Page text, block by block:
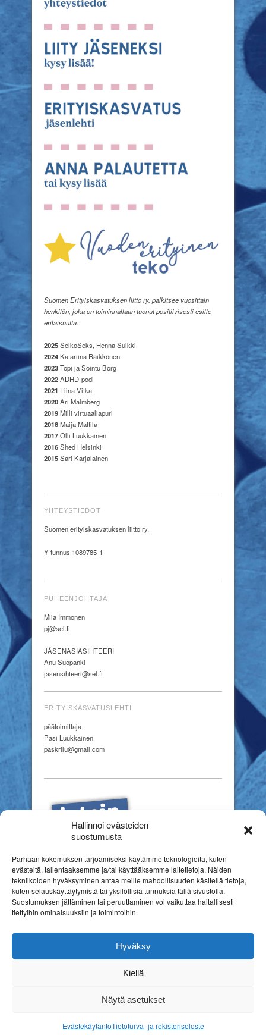
Hallinnoi evästeiden
suostumusta
Parhaan kokemuksen tarjoamiseksi käytämme teknologioita, kuten
evästeitä, tallentaaksemme ja/tai käyttääksemme laitetietoja. Näiden
tekniikoiden hyväksyminen antaa meille mahdollisuuden käsitellä tietoja,
kuten selauskäyttäytymistä tai yksilöllisiä tunnuksia tällä sivustolla.
Suostumuksen jättäminen tai peruuttaminen voi vaikuttaa haitallisesti
tiettyihin ominaisuuksiin ja toimintoihin.
Hyväksy
Kiellä
Näytä asetukset
EvästekäytäntöTietoturva- ja rekisteriseloste
Suomen Erityiskasvatuksen liitto ry. palkitsee vuosittain
henkilön, joka on toiminnallaan tuonut positiivisesti esille
erilaisuutta.
2025SelkoSeks, Henna Suikki
2024 Katariina Räikkönen
2023Topi ja Sointu Borg
2022ADHD-podi
2021 Tiina Vitka
2020Ari Malmberg
2019Milli virtuaaliapuri
2018Maija Mattila
2017Olli Luukkainen
2016Shed Helsinki
2015Sari Karjalainen
YHTEYSTIEDOT
Suomen erityiskasvatuksen liitto ry.
Y-tunnus 1089785-1
PUHEENJOHTAJA
Miia Immonen
pj@sel.fi
JÄSENASIASIHTEERI
Anu Suopanki
jasensihteeri@sel.fi
ERITYISKASVATUSLEHTI
päätoimittaja
Pasi Luukkainen
paskrilu@gmail.com